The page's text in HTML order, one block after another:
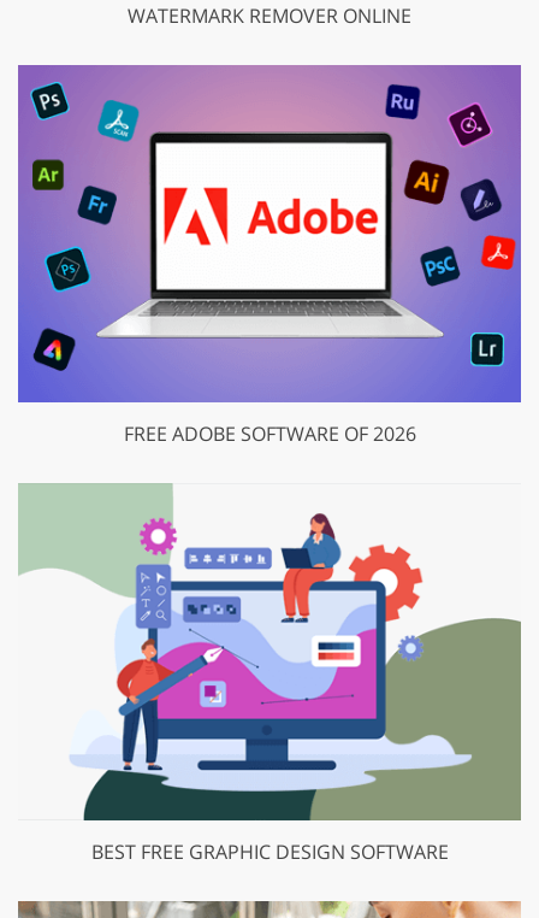
WATERMARK REMOVER ONLINE
FREE ADOBE SOFTWARE OF 2026
BEST FREE GRAPHIC DESIGN SOFTWARE